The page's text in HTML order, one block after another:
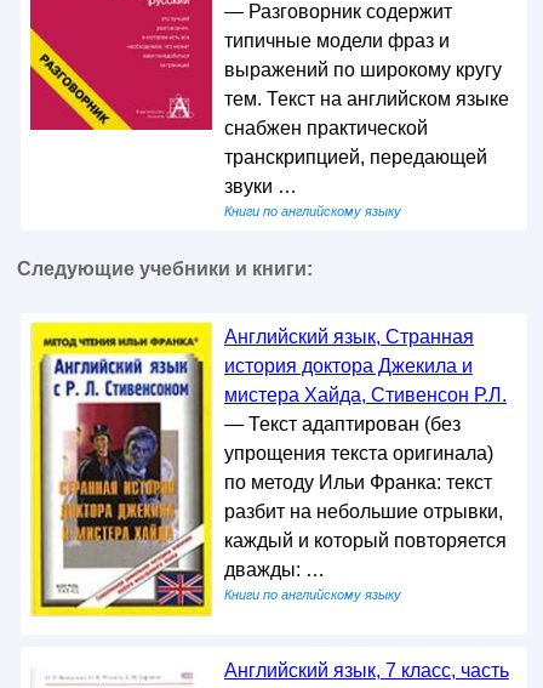
— Разговорник содержит
типичные модели фраз и
выражений по широкому кругу
тем. Текст на английском языке
снабжен практической
транскрипцией, передающей
звуки …
Книги по английскому языку
Следующие учебники и книги:
Английский язык, Странная
история доктора Джекила и
мистера Хайда, Стивенсон Р.Л.
— Текст адаптирован (без
упрощения текста оригинала)
по методу Ильи Франка: текст
разбит на небольшие отрывки,
каждый и который повторяется
дважды: …
Книги по английскому языку
Английский язык, 7 класс, часть